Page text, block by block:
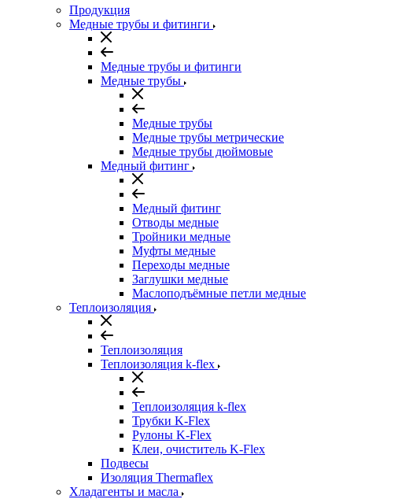
Продукция
Медные трубы и фитинги
Медные трубы и фитинги
Медные трубы
Медные трубы
Медные трубы метрические
Медные трубы дюймовые
Медный фитинг
Медный фитинг
Отводы медные
Тройники медные
Муфты медные
Переходы медные
Заглушки медные
Маслоподъёмные петли медные
Теплоизоляция
Теплоизоляция
Теплоизоляция k-flex
Теплоизоляция k-flex
Трубки K-Flex
Рулоны K-Flex
Клеи, очиститель K-Flex
Подвесы
Изоляция Thermaflex
Хладагенты и масла